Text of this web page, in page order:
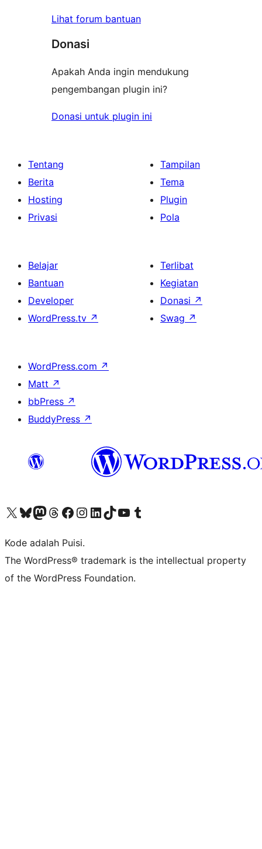
Lihat forum bantuan
Donasi
Apakah Anda ingin mendukung
pengembangan plugin ini?
Donasi untuk plugin ini
Tentang
Berita
Hosting
Privasi
Tampilan
Tema
Plugin
Pola
Belajar
Bantuan
Developer
WordPress.tv ↗
Terlibat
Kegiatan
Donasi ↗
Swag ↗
WordPress.com ↗
Matt ↗
bbPress ↗
BuddyPress ↗
Kunjungi akun X (sebelumnya Twitter) kamiVisit our Bluesky account
Kunjungi akun Mastodon kami
Visit our Threads account
Kunjungi halaman Facebook kamiKunjungi akun Instagram kamiKunjungi akun LinkedIn kami
Visit our TikTok account
Kunjungi channel YouTube kamiVisit our Tumblr account
Kode adalah Puisi.
The WordPress® trademark is the intellectual property
of the WordPress Foundation.